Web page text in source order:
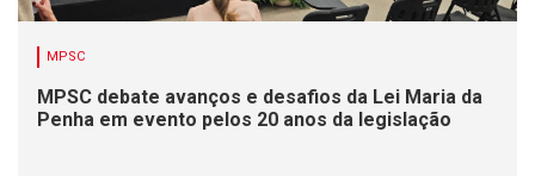
MPSC
MPSC debate avanços e desafios da Lei Maria da
Penha em evento pelos 20 anos da legislação